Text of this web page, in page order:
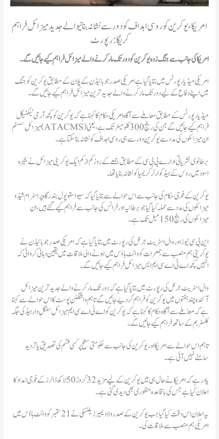
امریکا، یوکرین کو روسی اہداف کو دور سے نشانہ بنانیوالے جدید میزائل فراہم
کریگا: رپورٹ
امریکا کی جانب سے جنگ زدہ یوکرین کو دور تک مار کرنے والے میزائل فراہم کیے جائیں گے۔
امریکی میڈیا رپورٹس میں بتایا گیا ہے امریکی صدر جو بائیڈن کے پلان کے مطابق یوکرین کو جنگ
میں اپنے دفاع کے لیے دور تک مار کرنے والے جدید ترین میزائل فراہم کیے جائیں گے۔
میڈیا رپورٹس کے مطابق معاملے سے آگاہ امریکی حکام کا کہنا ہے کہ یوکرین کو کچھ آرمی ٹیکٹیکل
میزائل سسٹم (ATACMS) فراہم کیے جائیں گے جن کی رینج 300 کلو میٹر تک ہے، یعنی
ان میزائلوں کی مدد سے یوکرین دور سے ہی روسی اہداف کو نشانہ بنا سکتا ہے۔
برطانوی نشریاتی ادارے بی بی سی کے مطابق جمعے کے روز کم از کم ایک یوکرینی میزائل نے بحیرہ
اسود میں روس کے ہیڈ کوارٹر کریمیا کو نشانہ بنایا تھا۔
یوکرین کے فوجی حکام کی جانب سے اس حوالے سے بتایا گیا کہ سیواستوپول بندرگاہ پر اسٹرام شیڈو
میزائلوں کی مدد سے حملہ کیا گیا جو برطانیہ اور فرانس کی جانب سے فراہم کیے گئے ہیں، ان
میزائلوں کی رینج 150 میل تک ہے۔
این بی سی نیوز اور وال اسٹریٹ جرنل کی رپورٹ میں بتایا گیا ہے کہ امریکی صدر جو بائیڈن نے
یوکرینی ہم منصب سے جمعرات کو وائٹ ہاؤس میں ہونے والی ملاقات میں یقین دہانی کروائی کہ
انہیں کچھ اے ٹی اے سی ایم ایس میزائل فراہم کیے جائیں گے۔
وال اسٹریٹ جرنل کی رپورٹ میں بتایا گیا ہے کہ دور تک مار کرنے والے جدید ترین میزائل
آئندہ چند ہفتوں میں یوکرین کو فراہم کر دیے جائیں گے تاہم واشنگٹن پوسٹ کا اس حوالے سے کہنا
ہے کہ معاملے سے آگاہ حکام کا کہنا ہے کہ یوکرین کو اے ٹی اے سی ایم میزائل سنگل وارہیڈ کی جگہ
کلسٹر بم کے ساتھ فراہم کیے جائیں گے۔
تاہم اس حوالے سے امریکا اور یوکرین کی جانب سے حکومتی سطح پر کسی قسم کی تصدیق یا تردید
سامنے نہیں آئی ہے۔
یاد رہے کہ امریکا نے حال ہی میں یوکرین کے لیے مزید 32 کروڑ 50 لاکھ ڈالرز کے فوجی امداد کا
اعلان کیا ہے جس کی باقاعدہ منظوری بھی دیدی گئی ہے۔
یہ اعلان اس وقت کیا گیا جب یوکرین کے صدر ولادیمیر زیلنسکی نے 21 ستمبر کو وائٹ ہاؤس میں
امریکی ہم منصب سے ملاقات کی۔